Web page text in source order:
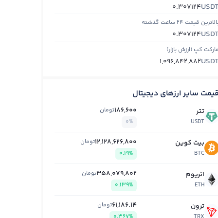
0.307124
قیمت ۲۴ ساعت گذشته
0.307124
مارکت کپ (ارزش بازار)
1,096,842,882
قیمت سایر ارزهای دیجیتال
تتر
USDT
186,600تومان
0%
بیت کوین
BTC
12,128,626,800تومان
0.19%
اتریوم
ETH
358,079,802تومان
0.139%
ترون 61,186.14تومان